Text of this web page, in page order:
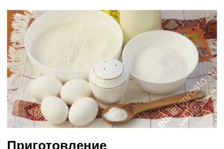
Приготовление